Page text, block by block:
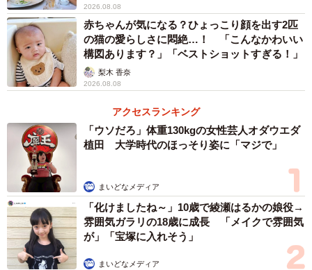
2026.08.08
赤ちゃんが気になる？ひょっこり顔を出す2匹
の猫の愛らしさに悶絶…！ 「こんなかわいい
構図あります？」「ベストショットすぎる！」
梨木 香奈
2026.08.08
アクセスランキング
「ウソだろ」体重130kgの女性芸人オダウエダ
植田 大学時代のほっそり姿に「マジで」
まいどなメディア
「化けましたね～」10歳で綾瀬はるかの娘役→
雰囲気ガラリの18歳に成長 「メイクで雰囲気
が」「宝塚に入れそう」
まいどなメディア